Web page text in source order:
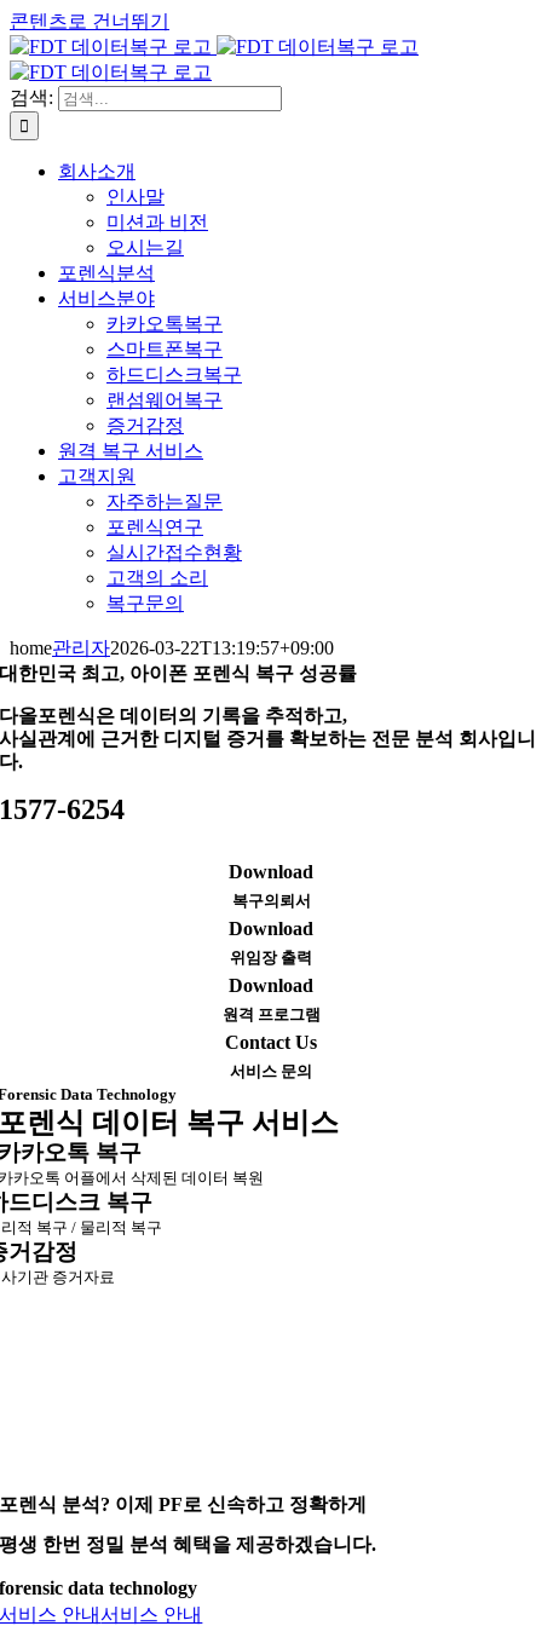
콘텐츠로 건너뛰기
검색:
회사소개
인사말
미션과 비전
오시는길
포렌식분석
서비스분야
카카오톡복구
스마트폰복구
하드디스크복구
랜섬웨어복구
증거감정
원격 복구 서비스
고객지원
자주하는질문
포렌식연구
실시간접수현황
고객의 소리
복구문의
home관리자2026-03-22T13:19:57+09:00
대한민국 최고, 아이폰 포렌식 복구 성공률
다올포렌식은 데이터의 기록을 추적하고,
사실관계에 근거한 디지털 증거를 확보하는 전문 분석 회사입니
다.
1577-6254
Download
복구의뢰서
Download
위임장 출력
Download
원격 프로그램
Contact Us
서비스 문의
Data Technology
렌식 데이터 복구 서비스
카오톡 복구
카오톡 어플에서 삭제된 데이터 복원
드디스크 복구
적 복구 / 물리적 복구
거감정
기관 증거자료
포렌식 분석? 이제 PF로 신속하고 정확하게
평생 한번 정밀 분석 혜택을 제공하겠습니다.
forensic data technology
서비스 안내서비스 안내